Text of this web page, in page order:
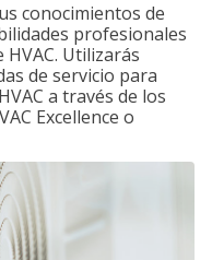
conocimientos de
profesionales
Utilizarás
de servicio para
a través de los
Excellence o